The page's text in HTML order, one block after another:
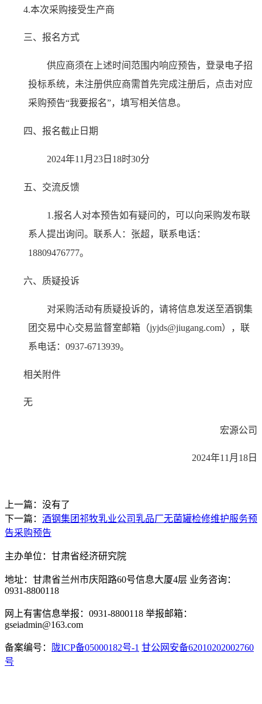
4.本次采购接受生产商
三、报名方式
供应商须在上述时间范围内响应预告，登录电子招
投标系统，未注册供应商需首先完成注册后，点击对应
采购预告“我要报名”，填写相关信息。
四、报名截止日期
2024年11月23日18时30分
五、交流反馈
1.报名人对本预告如有疑问的，可以向采购发布联
系人提出询问。联系人：张超，联系电话：
18809476777。
六、质疑投诉
对采购活动有质疑投诉的，请将信息发送至酒钢集
团交易中心交易监督室邮箱（jyjds@jiugang.com），联
系电话：0937-6713939。
相关附件
无
宏源公司
2024年11月18日
上一篇：没有了
下一篇： 酒钢集团祁牧乳业公司乳品厂无菌罐检修维护服务预
告采购预告
主办单位：甘肃省经济研究院
地址：甘肃省兰州市庆阳路60号信息大厦4层 业务咨询：
0931-8800118
网上有害信息举报：0931-8800118 举报邮箱：
gseiadmin@163.com
备案编号： 陇ICP备05000182号-1 甘公网安备62010202002760
号